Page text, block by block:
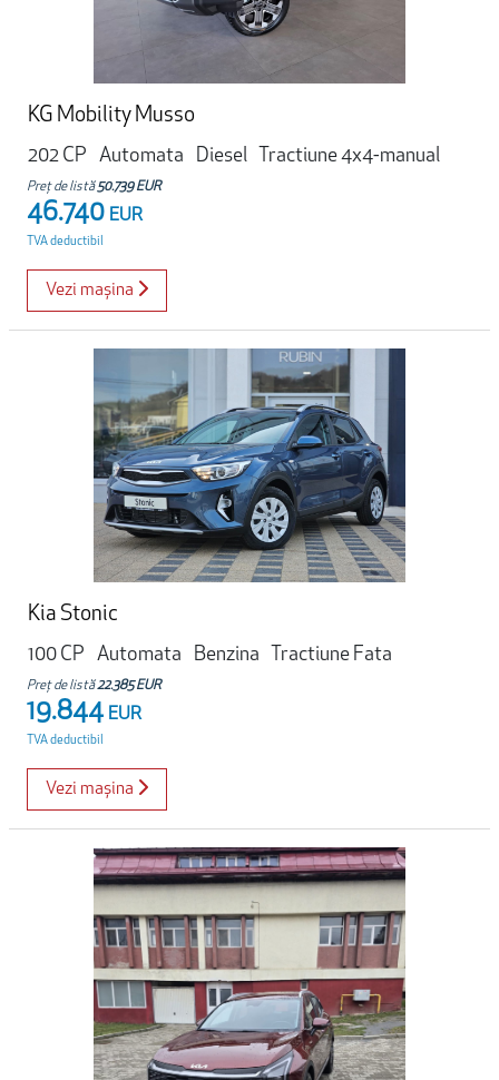
KG Mobility Musso
202 CP
Automata Diesel Tractiune 4x4-manual
Preț de listă50.739 EUR
46.740 EUR
TVA deductibil
Vezi mașina
Kia Stonic
100 CP
Automata Benzina Tractiune Fata
Preț de listă22.385 EUR
19.844 EUR
TVA deductibil
Vezi mașina